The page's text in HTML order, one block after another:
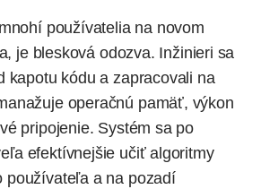
používatelia na novom
je blesková odozva. Inžinieri sa
kapotu kódu a zapracovali na
operačnú pamäť, výkon
pripojenie. Systém sa po
efektívnejšie učiť algoritmy
používateľa a na pozadí